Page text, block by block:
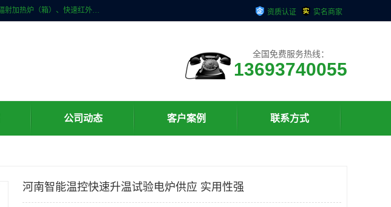
许昌市红外技术研究所有限公司主要产品有：红外辐射（吸收）涂料、红外加热元件、红外辐射加热模块（板）、红外辐射加热炉（箱）、快速红外辐射加热器、系列高端红外加热实验设备、系列红外加热控制器等。 资质认证 实名商家
全国免费服务热线：
13693740055
公司动态 客户案例 联系方式
河南智能温控快速升温试验电炉供应 实用性强